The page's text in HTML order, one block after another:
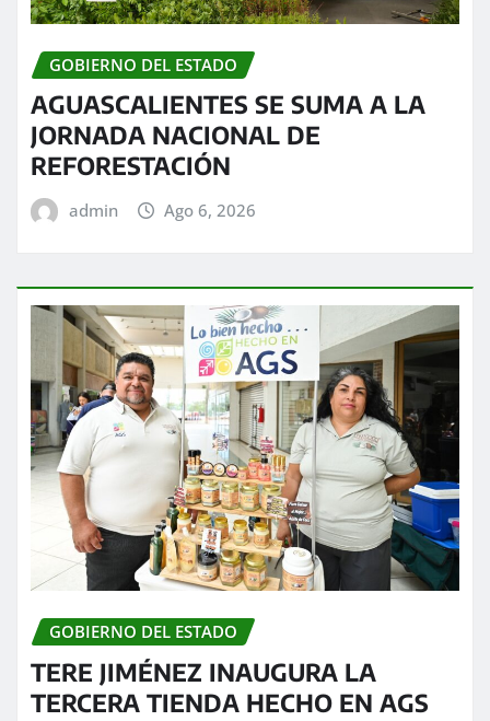
GOBIERNO DEL ESTADO
AGUASCALIENTES SE SUMA A LA
JORNADA NACIONAL DE
REFORESTACIÓN
admin Ago 6, 2026
GOBIERNO DEL ESTADO
TERE JIMÉNEZ INAUGURA LA
TERCERA TIENDA HECHO EN AGS